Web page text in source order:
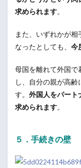
求められます。
また、いずれかが
なったとしても、 今
母国を離れて外国で
し、自分の親が高
す。 外国人をパート
求められます。
５．手続きの壁